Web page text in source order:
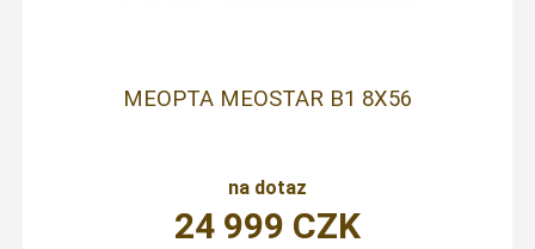
MEOPTA MEOSTAR B1 8X56
na dotaz
24 999 CZK